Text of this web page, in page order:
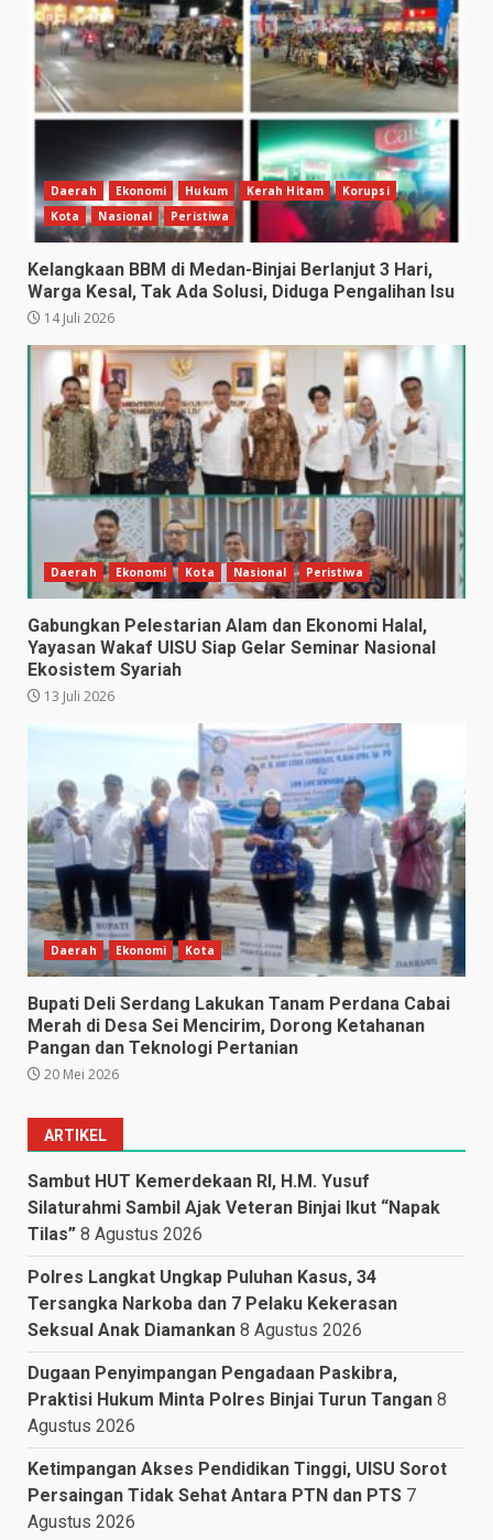
Daerah Ekonomi Hukum Kerah Hitam
Korupsi
Kota
Nasional Peristiwa
Kelangkaan BBM di Medan-Binjai Berlanjut 3 Hari,
Warga Kesal, Tak Ada Solusi, Diduga Pengalihan Isu
14 Juli 2026
Daerah Ekonomi Kota Nasional Peristiwa
Gabungkan Pelestarian Alam dan Ekonomi Halal,
Yayasan Wakaf UISU Siap Gelar Seminar Nasional
Ekosistem Syariah
13 Juli 2026
Daerah Ekonomi Kota
Bupati Deli Serdang Lakukan Tanam Perdana Cabai
Merah di Desa Sei Mencirim, Dorong Ketahanan
Pangan dan Teknologi Pertanian
20 Mei 2026
ARTIKEL
Sambut HUT Kemerdekaan RI, H.M. Yusuf
Silaturahmi Sambil Ajak Veteran Binjai Ikut “Napak
Tilas” 8 Agustus 2026
Polres Langkat Ungkap Puluhan Kasus, 34
Tersangka Narkoba dan 7 Pelaku Kekerasan
Seksual Anak Diamankan 8 Agustus 2026
Dugaan Penyimpangan Pengadaan Paskibra,
Praktisi Hukum Minta Polres Binjai Turun Tangan 8
Agustus 2026
Ketimpangan Akses Pendidikan Tinggi, UISU Sorot
Persaingan Tidak Sehat Antara PTN dan PTS 7
Agustus 2026